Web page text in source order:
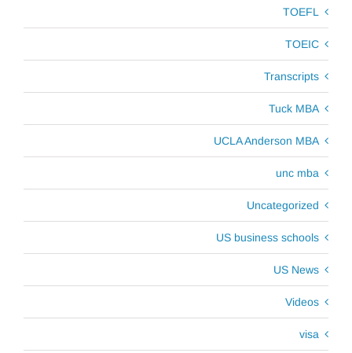
TOEFL
TOEIC
Transcripts
Tuck MBA
UCLA Anderson MBA
unc mba
Uncategorized
US business schools
US News
Videos
visa